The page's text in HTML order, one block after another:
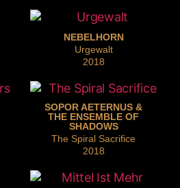
NEBELHORN
Urgewalt
2018
SOPOR AETERNUS &
THE ENSEMBLE OF
SHADOWS
The Spiral Sacrifice
2018